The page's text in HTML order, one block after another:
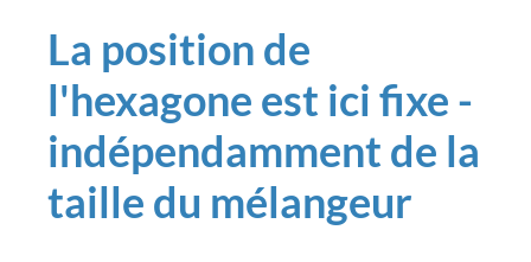
La position de
l'hexagone est ici fixe -
indépendamment de la
taille du mélangeur